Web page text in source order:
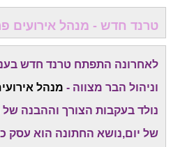
טרנד חדש - מנהל אירועים
לאחרונה התפתח טרנד חדש
וניהול הבר מצווה - מנהל
נולד בעקבות הצורך וההבנה של
של יום,נושא החתונה הוא עסק